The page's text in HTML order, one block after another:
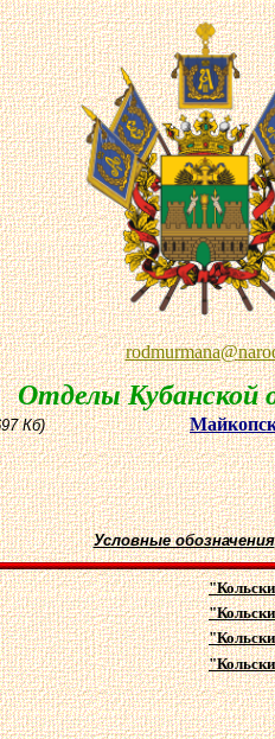
rodmurmana@
Отделы Кубанской
Кб)
Условные обозначения